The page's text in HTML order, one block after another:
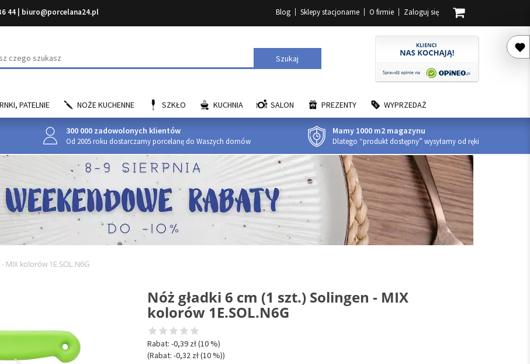
44 biuro@porcelana24.pl Blog Sklepy stacjonarne O firmie Zaloguj się
Szukaj
PATELNIE NOŻE KUCHENNE SZKŁO KUCHNIA SALON PREZENTY WYPRZEDAŻ
300 000 zadowolonych klientów
Od 2005 roku dostarczamy porcelanę do Waszych domów
Mamy 1000 m2 magazynu
Dlatego “produkt dostępny” wysyłamy od ręki
MIX kolorów 1E.SOL.N6G
Nóż gładki 6 cm (1 szt.) Solingen - MIX
kolorów 1E.SOL.N6G
Rabat: -0,39 zł(10 %)
(Rabat: -0,32 zł(10 %))